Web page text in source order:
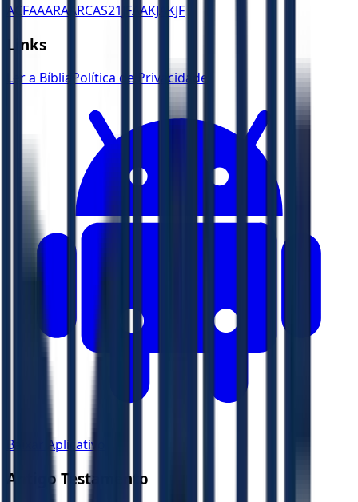
ACFAAARA ARCAS21 JFAAKJA KJF
Links
Ler a Bíblia Política de Privacidade
Baixar Aplicativo
Antigo Testamento